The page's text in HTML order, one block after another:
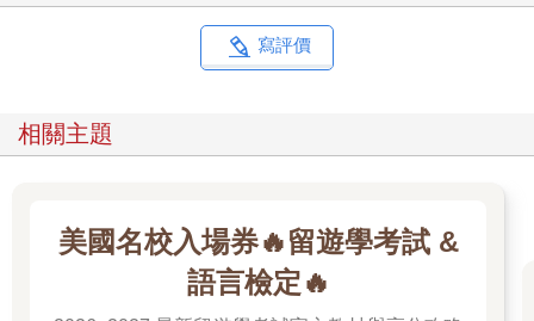
寫評價
相關主題
美國名校入場券🔥留遊學考試 &
語言檢定🔥